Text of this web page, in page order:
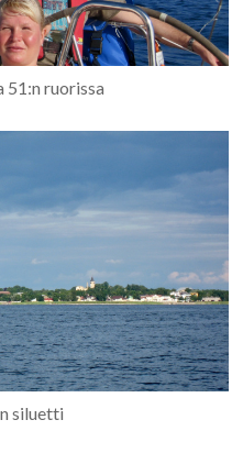
51:n ruorissa
siluetti